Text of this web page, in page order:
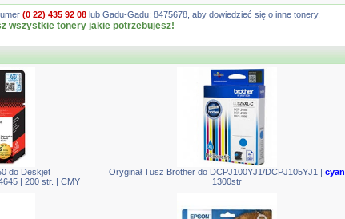
(0 22) 435 92 08lub Gadu-Gadu: 8475678, aby dowiedzieć się o inne tonery.
wszystkie tonery jakie potrzebujesz!
do Deskjet
| 200 str. | CMY
Oryginał Tusz Brother do DCPJ100YJ1/DCPJ105YJ1 | cyan
1300str